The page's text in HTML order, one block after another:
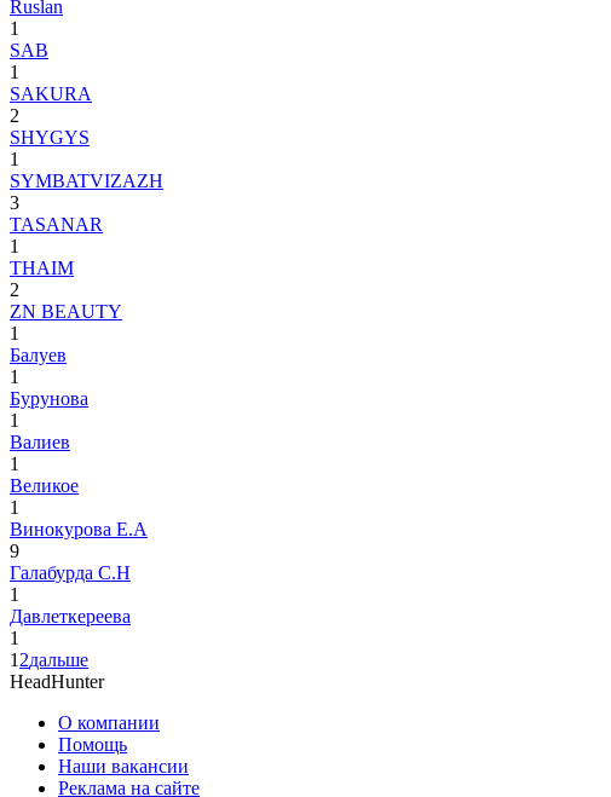
Ruslan
1
SAB
1
SAKURA
2
SHYGYS
1
SYMBATVIZAZH
3
TASANAR
1
THAIM
2
ZN BEAUTY
1
Балуев
1
Бурунова
1
Валиев
1
Великое
1
Винокурова Е.А
9
Галабурда С.Н
1
Давлеткереева
1
1 2дальше
HeadHunter
О компании
Помощь
Наши вакансии
Реклама на сайте